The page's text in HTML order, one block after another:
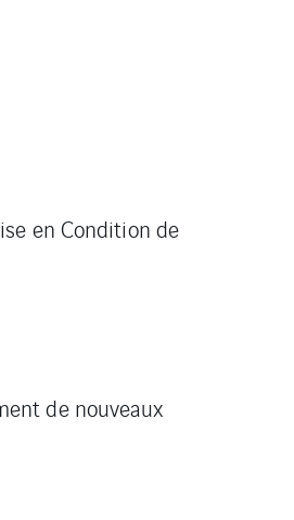
en Condition de
de nouveaux